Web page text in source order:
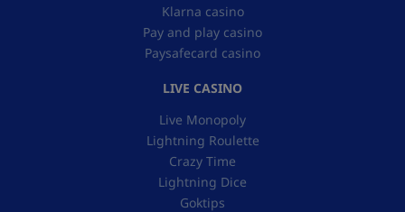
Klarna casino
Pay and play casino
Paysafecard casino
LIVE CASINO
Live Monopoly
Lightning Roulette
Crazy Time
Lightning Dice
Goktips